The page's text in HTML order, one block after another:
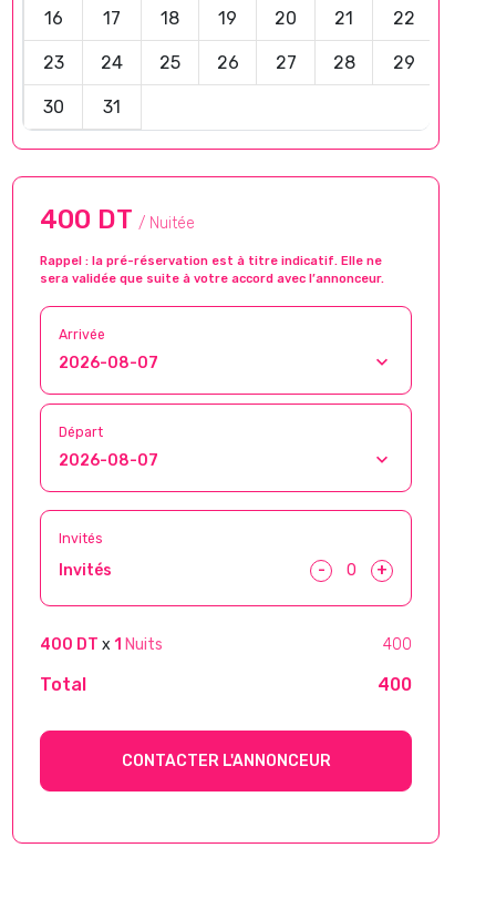
16 17 18 19 20 21 22
23 24 25 26 27 28 29
30 31
400 DT / Nuitée
Rappel : la pré-réservation est à titre indicatif. Elle ne
sera validée que suite à votre accord avec l’annonceur.
Arrivée
Départ
Invités
Invités - +
400 DT x 1 Nuits 400
Total 400
CONTACTER L'ANNONCEUR